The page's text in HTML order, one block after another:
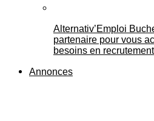
Alternativ’Emploi
partenaire pour vous
besoins en recrutement
Annonces